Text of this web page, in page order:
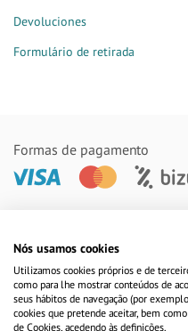
Devoluciones
Formulário de retirada
Formas de pagamento
Nós usamos cookies
Utilizamos cookies próprios e de
como para lhe mostrar conteúdos de
seus hábitos de navegação (por
cookies que pretende aceitar, bem
de Cookies, acedendo às definições.